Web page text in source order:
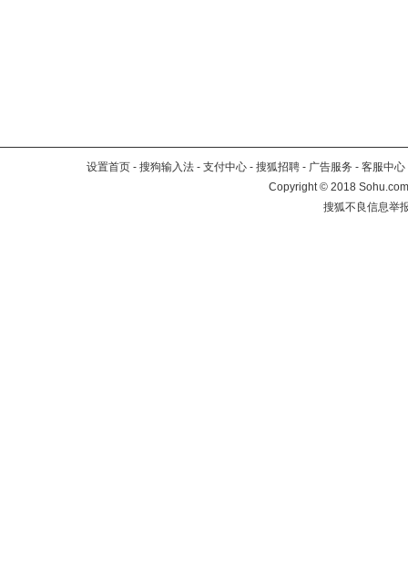
设置首页 - 搜狗输入法 - 支付中心 - 搜狐招聘 - 广告服务 - 客服中心
Copyright©2018
搜狐不良信息举